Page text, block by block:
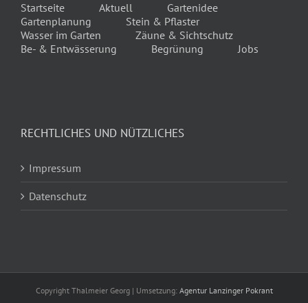
Startseite Aktuell
Gartenidee
Gartenplanung
Stein & Pflaster
Wasser im Garten
Zäune & Sichtschutz
Be- & Entwässerung
Begrünung Jobs
RECHTLICHES UND NÜTZLICHES
Impressum
Datenschutz
Copyright Thalmeier Georg | Umsetzung: Agentur Lanzinger Pokrant